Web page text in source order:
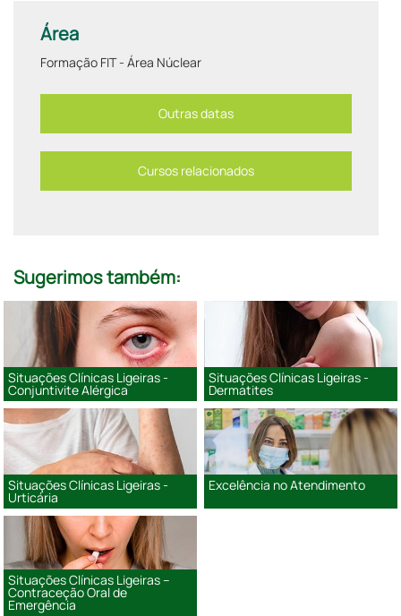
Área
Formação FIT - Área Núclear
Outras datas
Cursos relacionados
Sugerimos também:
Situações Clínicas Ligeiras -
Conjuntivite Alérgica
Situações Clínicas Ligeiras -
Dermatites
Situações Clínicas Ligeiras -
Urticária
Excelência no Atendimento
Situações Clínicas Ligeiras –
Contraceção Oral de
Emergência